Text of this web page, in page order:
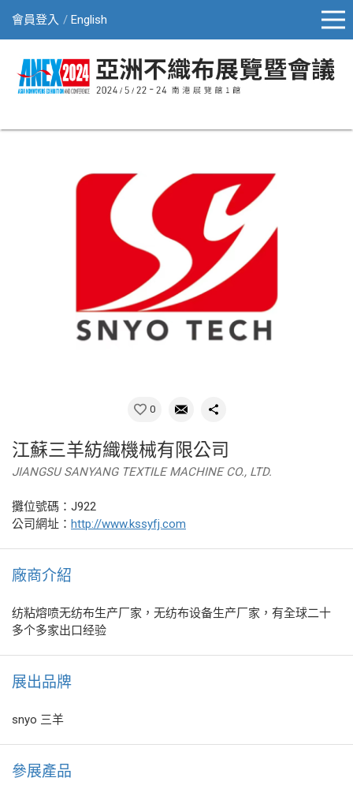
會員登入 English
0
江蘇三羊紡織機械有限公司
JIANGSU SANYANG TEXTILE MACHINE CO., LTD.
攤位號碼：J922
公司網址： http://www.kssyfj.com
廠商介紹
纺粘熔喷无纺布生产厂家，无纺布设备生产厂家，有全球二十
多个多家出口经验
展出品牌
snyo 三羊
參展產品